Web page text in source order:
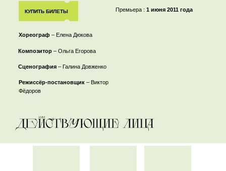
Премьера : 1 июня 2011 года
Композитор – Ольга Егорова
Режиссёр-постановщик – Виктор
Фёдоров
Хореограф – Елена Дюкова
КУПИТЬ БИЛЕТЫ
Сценография – Галина Довженко